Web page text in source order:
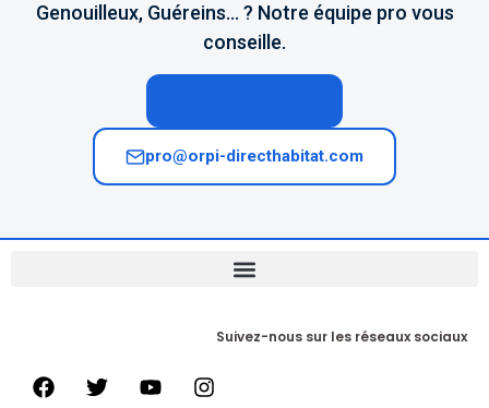
Genouilleux, Guéreins… ? Notre équipe pro vous
conseille.
pro@orpi-directhabitat.com
Suivez-nous sur les réseaux sociaux